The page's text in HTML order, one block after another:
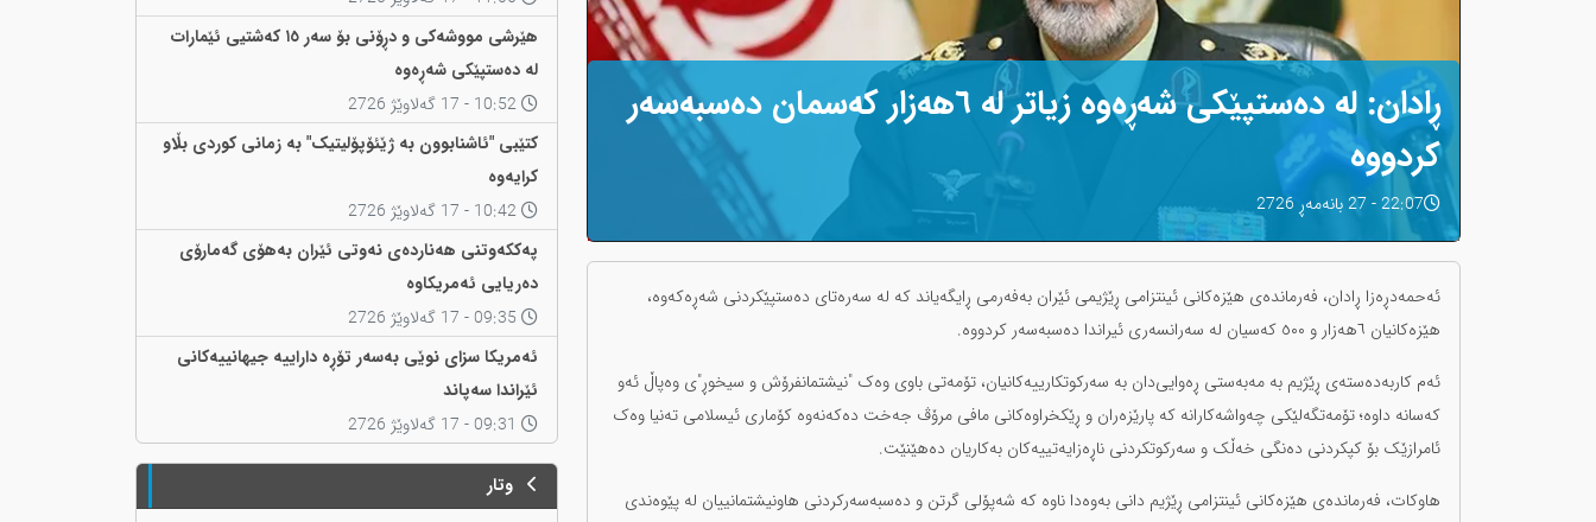
ڕادان: لە دەستپێکی شەڕەوە زیاتر لە ٦هەزار کەسمان دەسبەسەر
کردووە
22:07 - 27 بانەمەڕ 2726
ئەحمەدڕەزا ڕادان، فەرماندەی هێزەکانی ئینتزامی ڕێژیمی ئێران بەفەرمی ڕایگەیاند کە لە سەرەتای دەستپێکردنی شەڕەکەوە،
هێزەکانیان ٦هەزار و ٥٠٠ کەسیان لە سەرانسەری ئیراندا دەسبەسەر کردووە.
ئەم کاربەدەستەی ڕێژیم بە مەبەستی ڕەوایی‌دان بە سەرکوتکارییەکانیان، تۆمەتی باوی وەک "نیشتمانفرۆش و سیخوڕ"ی وەپاڵ ئەو
کەسانە داوە؛ تۆمەتگەلێکی چەواشەکارانە کە پارێزەران و ڕێکخراوەکانی مافی مرۆڤ جەخت دەکەنەوە کۆماری ئیسلامی تەنیا وەک
ئامرازێک بۆ کپکردنی دەنگی خەڵک و سەرکوتکردنی ناڕەزایەتییەکان بەکاریان دەهێنێت.
هاوكات، فەرماندەی هێزەکانی ئینتزامی ڕێژیم دانی بەوەدا ناوە کە شەپۆلی گرتن و دەسبەسەرکردنی هاونیشتمانییان لە پێوەندی
هێرشی مووشەکی و دڕۆنی بۆ سەر ١٥ کەشتیی ئێمارات
لە دەستپێکی شەڕەوە
کتێبی "ئاشنابوون بە ژێئۆپۆلیتیک" بە زمانی کوردی بڵاو
کرایەوە
پەککەوتنی هەناردەی نەوتی ئێران بەهۆی گەمارۆی
دەریایی ئەمریکاوە
ئەمریکا سزای نوێی بەسەر تۆڕە داراییە جیهانییەکانی
ئێراندا سەپاند
وتار